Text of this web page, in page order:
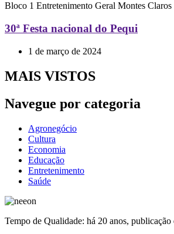
Bloco 1 Entretenimento Geral Montes Claros
30ª Festa nacional do Pequi
1 de março de 2024
MAIS VISTOS
Navegue por categoria
Agronegócio
Cultura
Economia
Educação
Entretenimento
Saúde
Tempo de Qualidade: há 20 anos,